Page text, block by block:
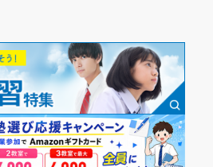
あまりレベルの高い内容に対応し
出される教材のレベルが自分の学
のだった。
、集中して取り組むことが出来ま
良いかつコンビニやスーパーマーケ
も充実している。
ト、授業以外のコミュニケーション等)